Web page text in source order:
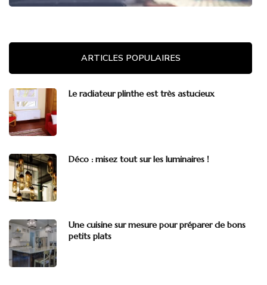
ARTICLES POPULAIRES
Le radiateur plinthe est très astucieux
Déco : misez tout sur les luminaires !
Une cuisine sur mesure pour préparer de bons
petits plats